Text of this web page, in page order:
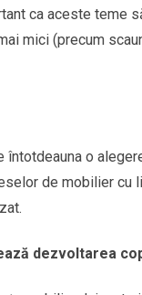
ca aceste teme
mici (precum
o
de mobilier
dezvoltarea